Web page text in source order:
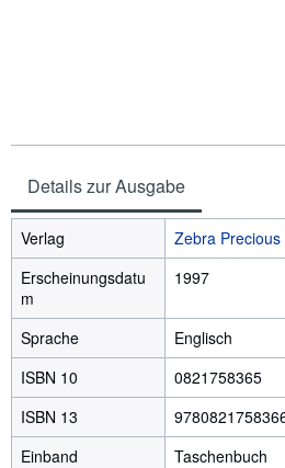
Details zur Ausgabe
Verlag
Zebra
Erscheinungsdatu
m
1997
Sprache
Englisch
ISBN 10
0821758365
ISBN 13
Einband
Taschenbuch